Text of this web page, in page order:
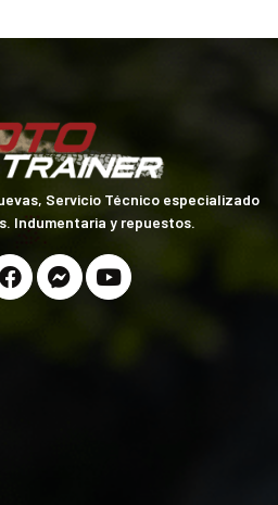
Servicio Técnico especializado
Indumentaria y repuestos.